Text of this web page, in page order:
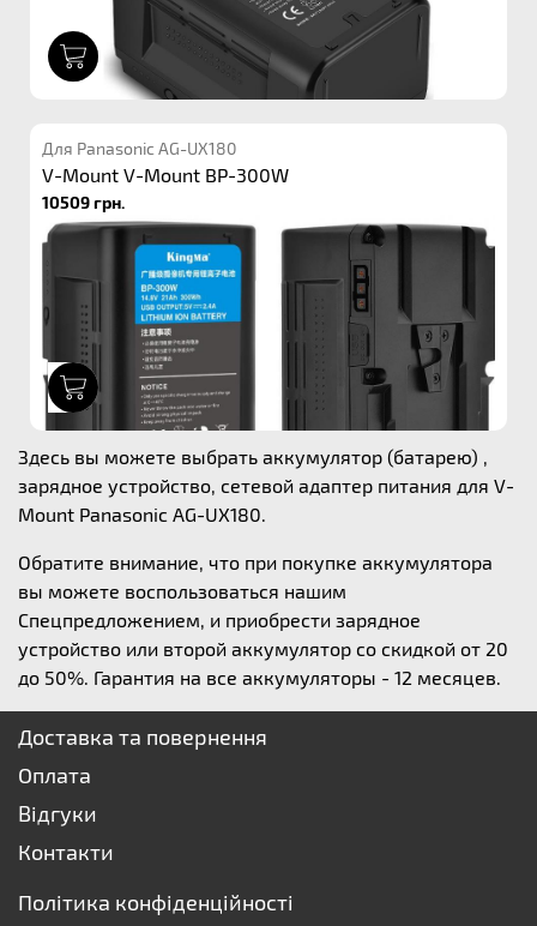
Для Panasonic AG-UX180
V-Mount V-Mount BP-300W
10509 грн.
Здесь вы можете выбрать аккумулятор (батарею) ,
зарядное устройство, сетевой адаптер питания для V-
Mount Panasonic AG-UX180.
Обратите внимание, что при покупке аккумулятора
вы можете воспользоваться нашим
Спецпредложением, и приобрести зарядное
устройство или второй аккумулятор со скидкой от 20
до 50%. Гарантия на все аккумуляторы - 12 месяцев.
Доставка та повернення
Оплата
Відгуки
Контакти
Політика конфіденційності